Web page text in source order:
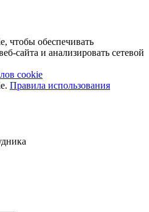
чтобы обеспечивать
сайта и анализировать сетевой
cookie
Правила использования